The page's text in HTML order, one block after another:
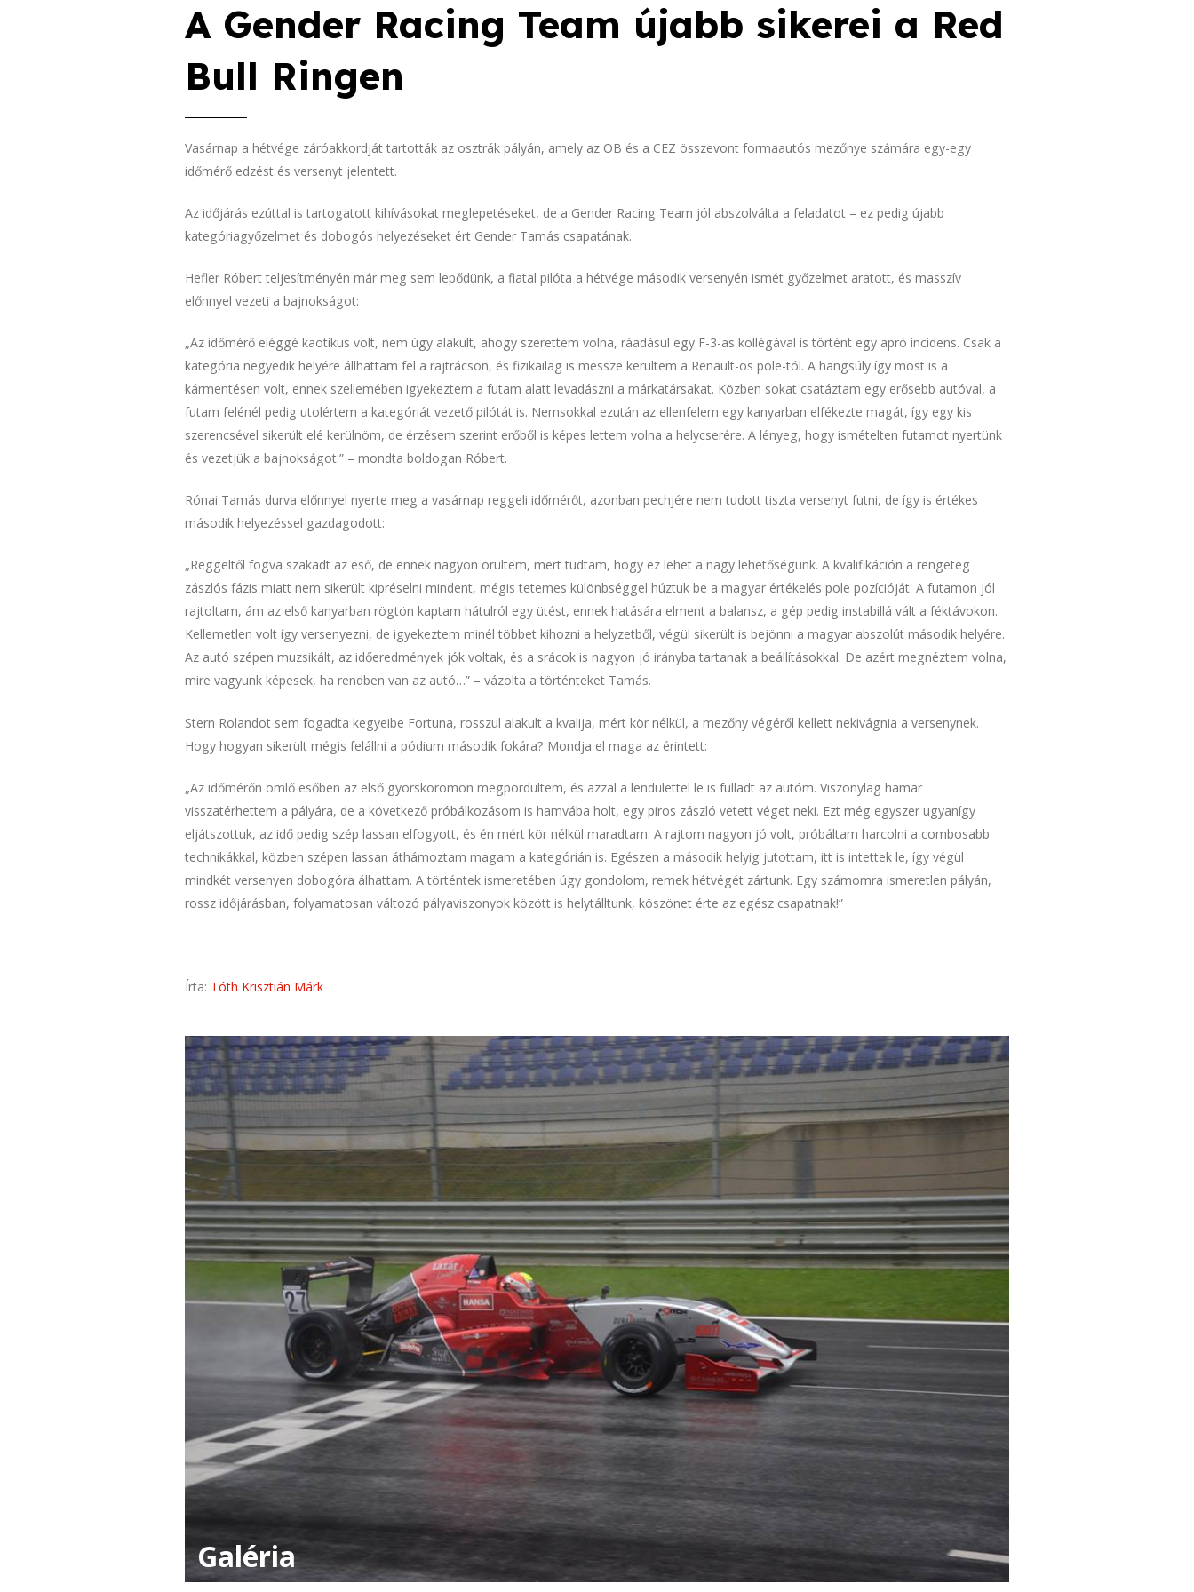
A Gender Racing Team újabb sikerei a Red
Bull Ringen
Vasárnap a hétvége záróakkordját tartották az osztrák pályán, amely az OB és a CEZ összevont formaautós mezőnye számára egy-egy
időmérő edzést és versenyt jelentett.
Az időjárás ezúttal is tartogatott kihívásokat meglepetéseket, de a Gender Racing Team jól abszolválta a feladatot – ez pedig újabb
kategóriagyőzelmet és dobogós helyezéseket ért Gender Tamás csapatának.
Hefler Róbert teljesítményén már meg sem lepődünk, a fiatal pilóta a hétvége második versenyén ismét győzelmet aratott, és masszív
előnnyel vezeti a bajnokságot:
„Az időmérő eléggé kaotikus volt, nem úgy alakult, ahogy szerettem volna, ráadásul egy F-3-as kollégával is történt egy apró incidens. Csak a
kategória negyedik helyére állhattam fel a rajtrácson, és fizikailag is messze kerültem a Renault-os pole-tól. A hangsúly így most is a
kármentésen volt, ennek szellemében igyekeztem a futam alatt levadászni a márkatársakat. Közben sokat csatáztam egy erősebb autóval, a
futam felénél pedig utolértem a kategóriát vezető pilótát is. Nemsokkal ezután az ellenfelem egy kanyarban elfékezte magát, így egy kis
szerencsével sikerült elé kerülnöm, de érzésem szerint erőből is képes lettem volna a helycserére. A lényeg, hogy ismételten futamot nyertünk
és vezetjük a bajnokságot.” – mondta boldogan Róbert.
Rónai Tamás durva előnnyel nyerte meg a vasárnap reggeli időmérőt, azonban pechjére nem tudott tiszta versenyt futni, de így is értékes
második helyezéssel gazdagodott:
„Reggeltől fogva szakadt az eső, de ennek nagyon örültem, mert tudtam, hogy ez lehet a nagy lehetőségünk. A kvalifikáción a rengeteg
zászlós fázis miatt nem sikerült kipréselni mindent, mégis tetemes különbséggel húztuk be a magyar értékelés pole pozícióját. A futamon jól
rajtoltam, ám az első kanyarban rögtön kaptam hátulról egy ütést, ennek hatására elment a balansz, a gép pedig instabillá vált a féktávokon.
Kellemetlen volt így versenyezni, de igyekeztem minél többet kihozni a helyzetből, végül sikerült is bejönni a magyar abszolút második helyére.
Az autó szépen muzsikált, az időeredmények jók voltak, és a srácok is nagyon jó irányba tartanak a beállításokkal. De azért megnéztem volna,
mire vagyunk képesek, ha rendben van az autó…” – vázolta a történteket Tamás.
Stern Rolandot sem fogadta kegyeibe Fortuna, rosszul alakult a kvalija, mért kör nélkül, a mezőny végéről kellett nekivágnia a versenynek.
Hogy hogyan sikerült mégis felállni a pódium második fokára? Mondja el maga az érintett:
„Az időmérőn ömlő esőben az első gyorskörömön megpördültem, és azzal a lendülettel le is fulladt az autóm. Viszonylag hamar
visszatérhettem a pályára, de a következő próbálkozásom is hamvába holt, egy piros zászló vetett véget neki. Ezt még egyszer ugyanígy
eljátszottuk, az idő pedig szép lassan elfogyott, és én mért kör nélkül maradtam. A rajtom nagyon jó volt, próbáltam harcolni a combosabb
technikákkal, közben szépen lassan áthámoztam magam a kategórián is. Egészen a második helyig jutottam, itt is intettek le, így végül
mindkét versenyen dobogóra álhattam. A történtek ismeretében úgy gondolom, remek hétvégét zártunk. Egy számomra ismeretlen pályán,
rossz időjárásban, folyamatosan változó pályaviszonyok között is helytálltunk, köszönet érte az egész csapatnak!”
Írta: Tóth Krisztián Márk
Galéria